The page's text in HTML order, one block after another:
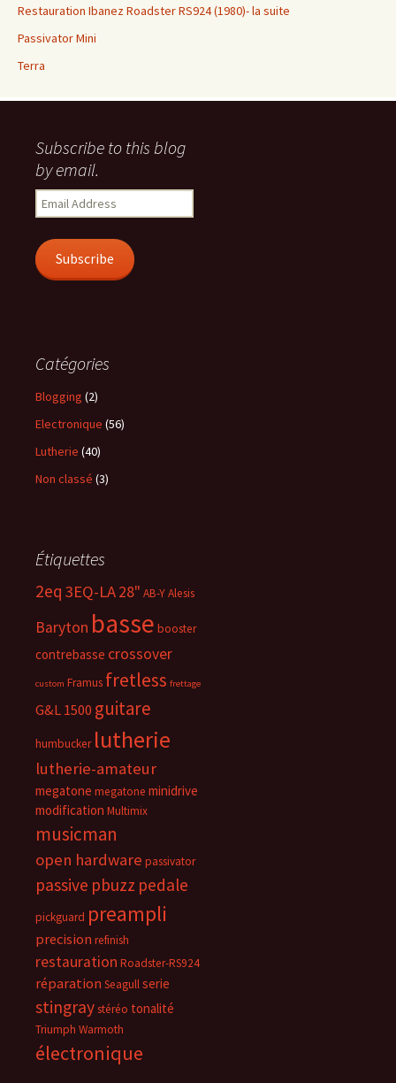
Restauration Ibanez Roadster RS924 (1980)- la suite
Passivator Mini
Terra
Subscribe to this blog
by email.
Email
Address
Subscribe
Catégories
Blogging (2)
Electronique (56)
Lutherie (40)
Non classé (3)
Étiquettes
2eq 3EQ-LA28" AB-YAlesis
Baryton basse booster
contrebasse crossover
custom Framus fretless frettage
G&L 1500 guitare
humbucker lutherie
lutherie-amateur
megatone megatone minidrive
modification Multimix
musicman
open hardware passivator
passive pbuzz pedale
pickguard preampli
precision refinish
restauration Roadster-RS924
réparation Seagullserie
stingraystéréo tonalité
Triumph Warmoth
électronique